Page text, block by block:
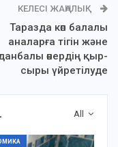
КЕЛЕСІ ЖАҢАЛЫҚ
Таразда көп балалы
аналарға тігін және
өнердің қыр-
сыры үйретілуде
All